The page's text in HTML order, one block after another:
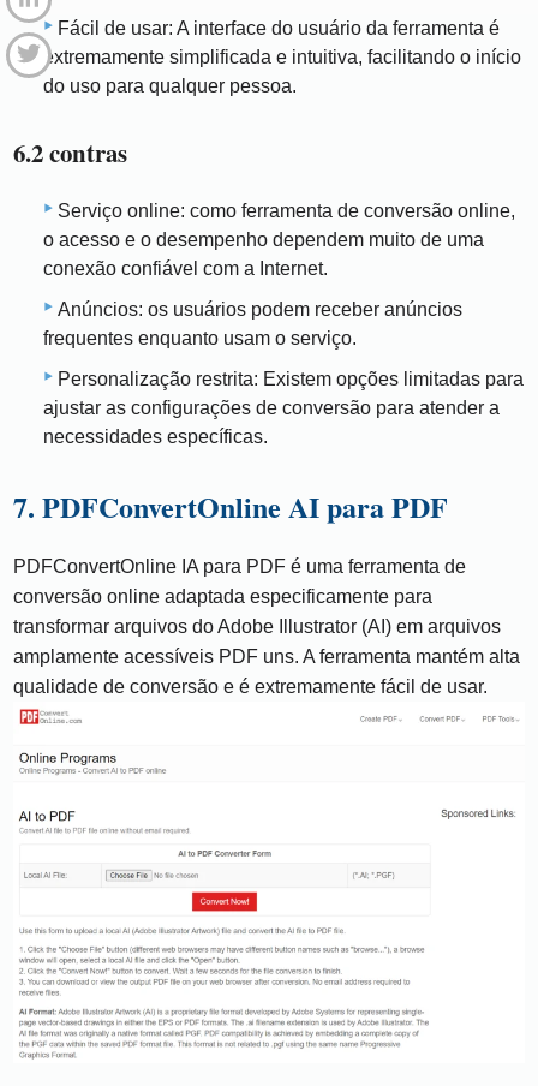
Fácil de usar: A interface do usuário da ferramenta é
extremamente simplificada e intuitiva, facilitando o início
do uso para qualquer pessoa.
6.2 contras
Serviço online: como ferramenta de conversão online,
o acesso e o desempenho dependem muito de uma
conexão confiável com a Internet.
Anúncios: os usuários podem receber anúncios
frequentes enquanto usam o serviço.
Personalização restrita: Existem opções limitadas para
ajustar as configurações de conversão para atender a
necessidades específicas.
7. PDFConvertOnline AI para PDF
PDFConvertOnline IA para PDF é uma ferramenta de
conversão online adaptada especificamente para
transformar arquivos do Adobe Illustrator (AI) em arquivos
amplamente acessíveis PDF uns. A ferramenta mantém alta
qualidade de conversão e é extremamente fácil de usar.